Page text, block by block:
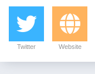
Twitter Website